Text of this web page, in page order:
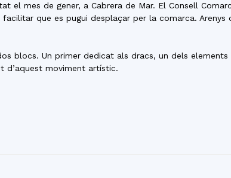
el mes de gener, a Cabrera de Mar. El Consell
que es pugui desplaçar per la comarca. Arenys
blocs. Un primer dedicat als dracs, un dels elements
d’aquest moviment artístic.